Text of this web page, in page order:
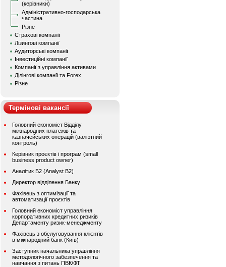
(керівники)
Адміністративно-господарська
частина
Різне
Страхові компанії
Лізингові компанії
Аудиторські компанії
Інвестиційні компанії
Компанії з управління активами
Ділінгові компанії та Forex
Різне
Термінові вакансії
Головний економіст Відділу
міжнародних платежів та
казначейських операцій (валютний
контроль)
Керівник проєктів і програм (small
business product owner)
Аналітик Б2 (Analyst B2)
Директор відділення Банку
Фахівець з оптимізації та
автоматизації проєктів
Головний економіст управління
корпоративних кредитних ризиків
Департаменту ризик-менеджменту
Фахівець з обслуговування клієнтів
в міжнародний банк (Київ)
Заступник начальника управління
методологічного забезпечення та
навчання з питань ПВК/ФТ